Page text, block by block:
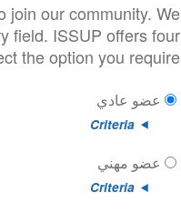
join our community. We
field. ISSUP offers four
the option you require.
عضو عادي
Criteria
عضو مهني
Criteria